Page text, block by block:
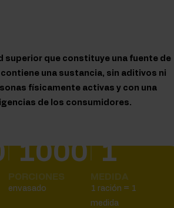
superior que constituye una fuente de
una sustancia, sin aditivos ni
físicamente activas y con una
de los consumidores.
1000
PORCIONES
envasado
1
MEDIDA
1 ración = 1
medida